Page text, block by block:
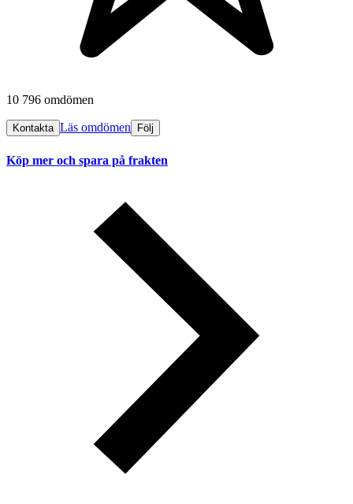
10 796 omdömen
Kontakta Läs omdömen Följ
Köp mer och spara på frakten